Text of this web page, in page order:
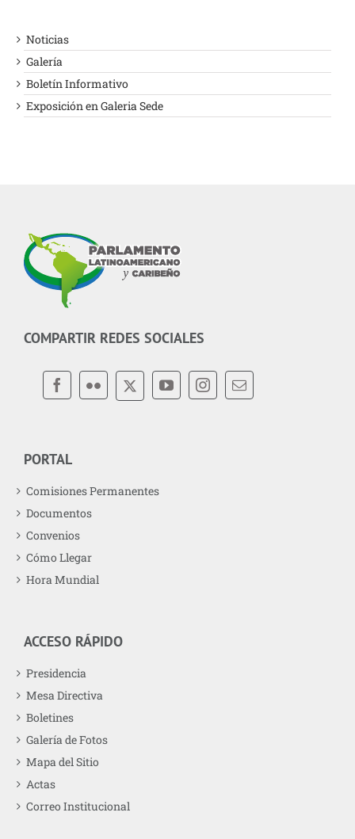
Noticias
Galería
Boletín Informativo
Exposición en Galeria Sede
COMPARTIR REDES SOCIALES
PORTAL
Comisiones Permanentes
Documentos
Convenios
Cómo Llegar
Hora Mundial
ACCESO RÁPIDO
Presidencia
Mesa Directiva
Boletines
Galería de Fotos
Mapa del Sitio
Actas
Correo Institucional